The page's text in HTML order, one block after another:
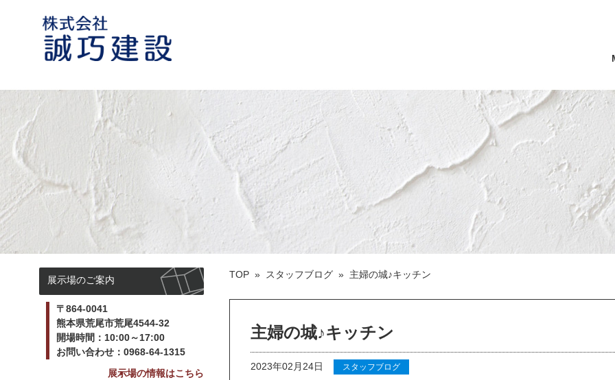
社
TOP » スタッフブログ » 主婦の城♪キッチン
主婦の城♪キッチン
2023年02月24日 スタッフブログ
展示場のご案内
〒864-0041
熊本県荒尾市荒尾4544-32
開場時間：10:00～17:00
お問い合わせ：0968-64-1315
展示場の情報はこちら